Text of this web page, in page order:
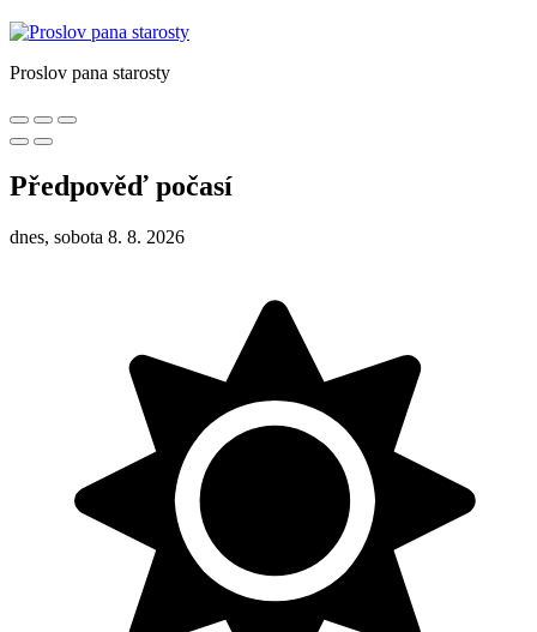
Proslov pana starosty
Předpověď počasí
dnes, sobota 8. 8. 2026